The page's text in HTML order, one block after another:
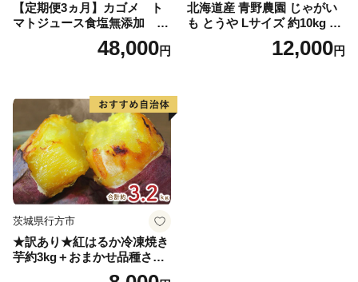
【定期便3ヵ月】カゴメ ト
マトジュース食塩無添加 72
0ml PET×15本 1ケース 毎月
届く 3ヵ月 3回コース ns001-
48,000円
北海道産 青野農園 じゃがい
も とうや Lサイズ 約10kg 20
26年10月初旬～12月下旬頃お
届け 先行予約 北海道 ジャガ
12,000円
茨城県行方市
★訳あり★紅はるか冷凍焼き
芋約3kg＋おまかせ品種さつ
まいも 合計約3.2kg｜さつ